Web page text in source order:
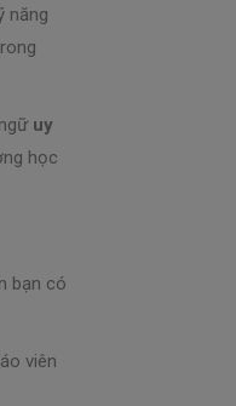
năng
uy
học
bạn có
viên